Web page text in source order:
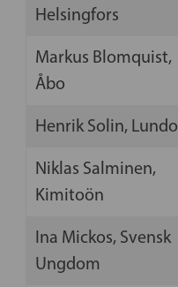
Helsingfors
Markus Blomquist,
Åbo
Henrik Solin, Lundo
Niklas Salminen,
Kimitoön
Ina Mickos, Svensk
Ungdom